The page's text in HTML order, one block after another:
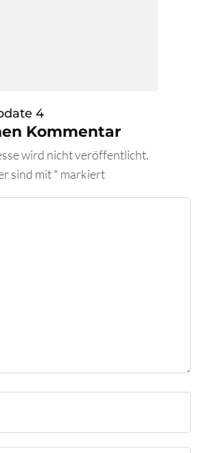
4
Kommentar
wird nicht veröffentlicht.
sind mit* markiert